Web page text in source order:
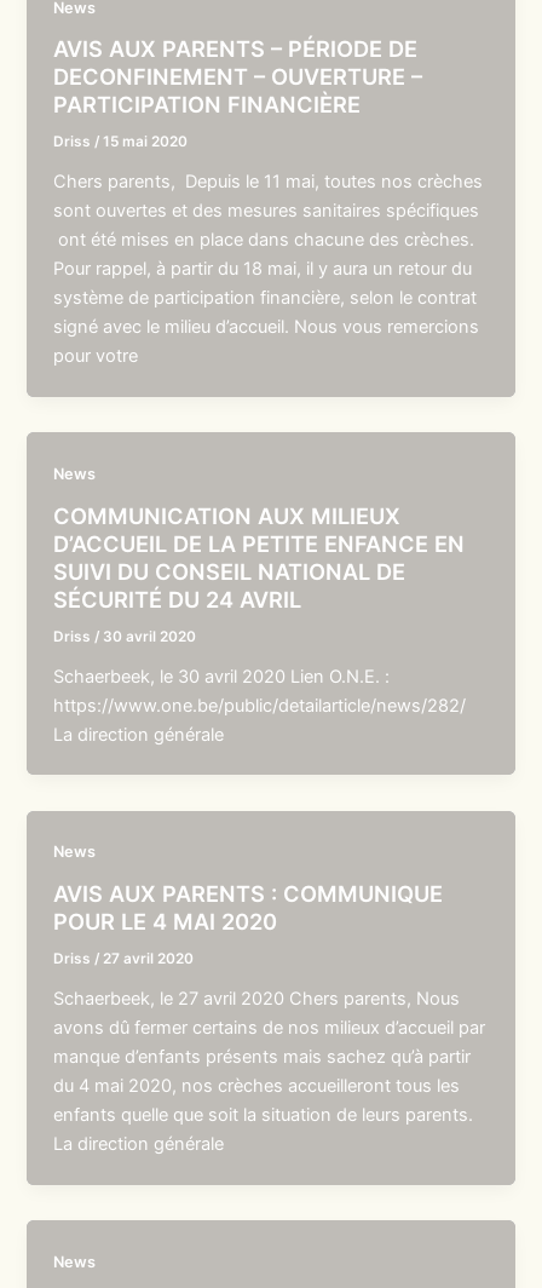
News
AVIS AUX PARENTS – PÉRIODE DE
DECONFINEMENT – OUVERTURE –
PARTICIPATION FINANCIÈRE
Driss /15 mai 2020
Chers parents, Depuis le 11 mai, toutes nos crèches
sont ouvertes et des mesures sanitaires spécifiques
ont été mises en place dans chacune des crèches.
Pour rappel, à partir du 18 mai, il y aura un retour du
système de participation financière, selon le contrat
signé avec le milieu d’accueil. Nous vous remercions
pour votre
News
COMMUNICATION AUX MILIEUX
D’ACCUEIL DE LA PETITE ENFANCE EN
SUIVI DU CONSEIL NATIONAL DE
SÉCURITÉ DU 24 AVRIL
Driss / 30 avril 2020
Schaerbeek, le 30 avril 2020 Lien O.N.E. :
https://www.one.be/public/detailarticle/news/282/
La direction générale
News
AVIS AUX PARENTS : COMMUNIQUE
POUR LE 4 MAI 2020
Driss / 27 avril 2020
Schaerbeek, le 27 avril 2020 Chers parents, Nous
avons dû fermer certains de nos milieux d’accueil par
manque d’enfants présents mais sachez qu’à partir
du 4 mai 2020, nos crèches accueilleront tous les
enfants quelle que soit la situation de leurs parents.
La direction générale
News